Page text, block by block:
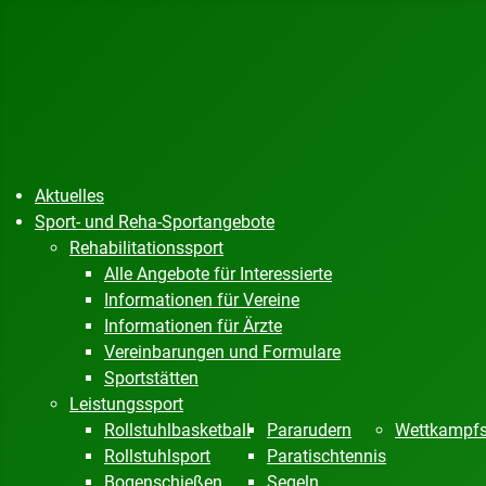
Aktuelles
Sport- und Reha-Sportangebote
Rehabilitationssport
Alle Angebote für Interessierte
Informationen für Vereine
Informationen für Ärzte
Vereinbarungen und Formulare
Sportstätten
Leistungssport
Rollstuhlbasketball
Rollstuhlsport
Pararudern
Paratischtennis